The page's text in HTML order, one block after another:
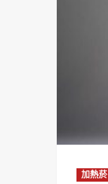
加熱菸